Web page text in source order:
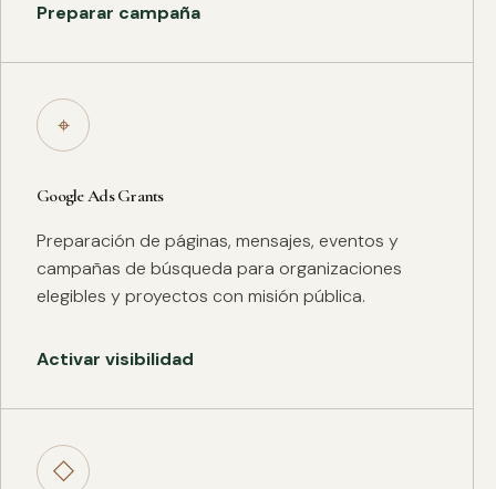
Preparar campaña
⌖
Google Ads Grants
Preparación de páginas, mensajes, eventos y
campañas de búsqueda para organizaciones
elegibles y proyectos con misión pública.
Activar visibilidad
◇